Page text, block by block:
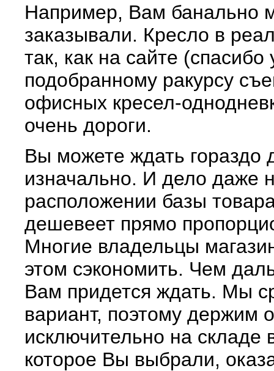
Например, Вам банально
заказывали. Кресло в
так, как на сайте
подобранному ракурсу
офисных кресел-
очень дороги.
Вы можете ждать
изначально. И дело даже
расположении базы
дешевеет прямо
Многие владельцы
этом сэкономить. Чем
Вам придется ждать. Мы
вариант, поэтому держим
исключительно на
которое Вы выбрали,